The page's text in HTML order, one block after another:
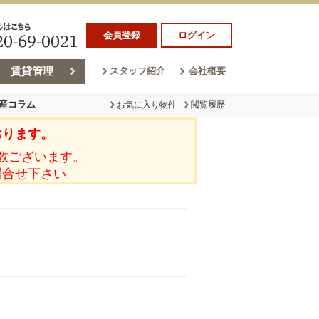
会員登録 ログイン
賃貸管理 スタッフ紹介 会社概要
コラム
ム
お気に入り物件 閲覧履歴
ます。
ざいます。
せ下さい。